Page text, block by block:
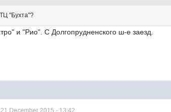
"Бухта"?
и "Рио". С Долгопрудненского ш-е заезд.
21 December 2015 - 13:42